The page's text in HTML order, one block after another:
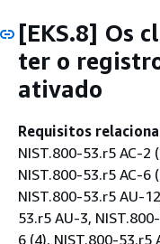
[EKS.8] Os
ter o
ativado
Requisitos
NIST.800-53.r5 AC-2
NIST.800-53.r5 AC-6
NIST.800-53.r5 AU-
53.r5 AU-3,
6 (4), NIST.800-53.r5